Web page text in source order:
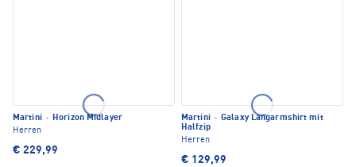
Martini · Horizon Midlayer
Herren
€ 229,99
Martini · Galaxy Langarmshirt mit
Halfzip
Herren
€ 129,99